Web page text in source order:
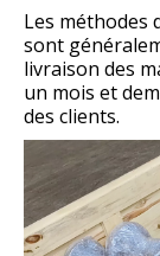
Les méthodes
sont
livraison des
un mois et
des clients.